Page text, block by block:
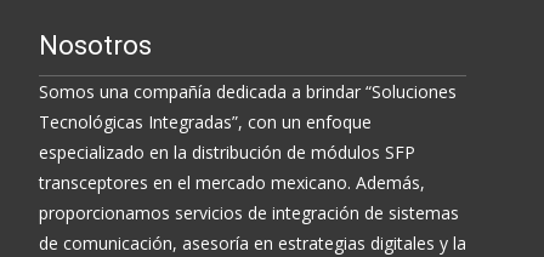
Nosotros
Somos una compañía dedicada a brindar “Soluciones
Tecnológicas Integradas”, con un enfoque
especializado en la distribución de módulos SFP
transceptores en el mercado mexicano. Además,
proporcionamos servicios de integración de sistemas
de comunicación, asesoría en estrategias digitales y la